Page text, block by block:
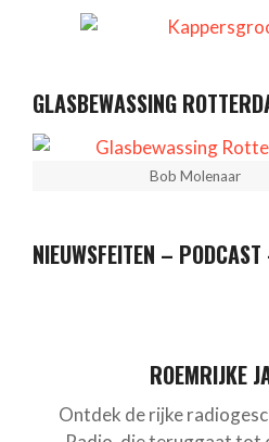
GLASBEWASSING
Bob Molenaar
NIEUWSFEITEN –
ROEMRIJKE
Ontdek de rijke